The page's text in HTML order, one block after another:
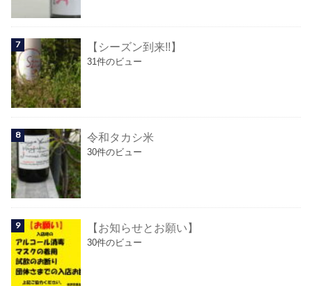
【シーズン到来!!】
31件のビュー
令和タカシ米
30件のビュー
【お知らせとお願い】
30件のビュー